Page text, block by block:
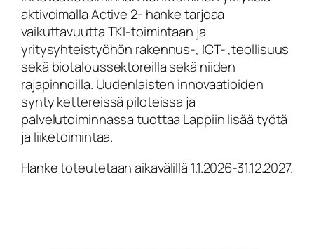
aktivoimalla Active 2- hanke tarjoaa
vaikuttavuutta TKI-toimintaan ja
yritysyhteistyöhön rakennus-, ICT- ,teollisuus
sekä biotaloussektoreilla sekä niiden
rajapinnoilla. Uudenlaisten innovaatioiden
synty kettereissä piloteissa ja
palvelutoiminnassa tuottaa Lappiin lisää työtä
ja liiketoimintaa.
Hanke toteutetaan aikavälillä 1.1.2026-31.12.2027.